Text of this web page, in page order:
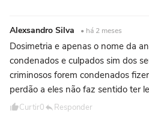
Alexsandro Silva • há 2 meses
Dosimetria e apenas o nome da
condenados e culpados sim dos
criminosos forem condenados
perdão a eles não faz sentido ter
Curtir0 Responder